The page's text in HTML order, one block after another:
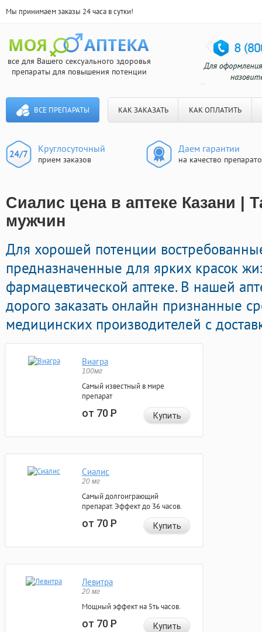
Мы принимаем заказы 24 часа в сутки!
все для Вашего сексуального здоровья
препараты для повышения потенции
ВСЕ ПРЕПАРАТЫ КАК ЗАКАЗАТЬ КАК ОПЛАТИТЬ
Круглосуточный
прием заказов
Даем гарантии
на качество
Сиалис цена в аптеке Казани |
мужчин
Для хорошей потенции
предназначенные для ярких красок
фармацевтической аптеке. В нашей
дорого заказать онлайн признанные
медицинских производителей с
Виагра
100мг
Самый известный в мире
препарат
от 70Р Купить
Сиалис
20 мг
Самый долгоиграющий
препарат. Эффект до 36 часов.
от 70Р Купить
Левитра
20 мг
Мощный эффект на 5ть часов.
от 70Р Купить